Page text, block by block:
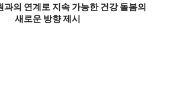
과의 연계로 지속 가능한 건강 돌봄의
새로운 방향 제시